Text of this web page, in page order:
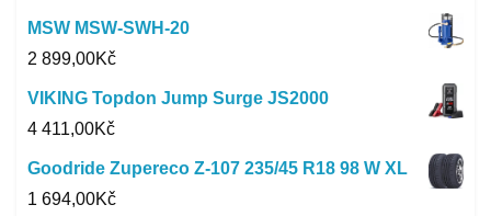
MSW MSW-SWH-20
2 899,00Kč
VIKING Topdon Jump Surge JS2000
4 411,00Kč
Goodride Zupereco Z-107 235/45 R18 98 W XL
1 694,00Kč